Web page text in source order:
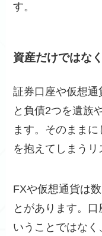
す。
資産だけではな
証券口座や仮想
と負債2つを遺族
ます。そのまま
を抱えてしまうリ
FXや仮想通貨は
とがあります。
いうことではな